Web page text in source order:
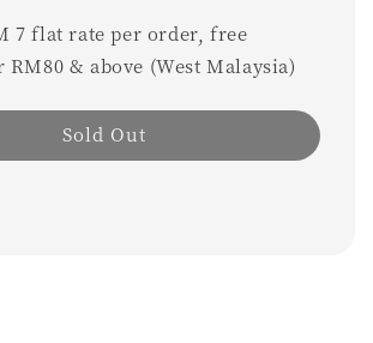
7 flat rate per order, free
& above (West Malaysia)
Sold Out